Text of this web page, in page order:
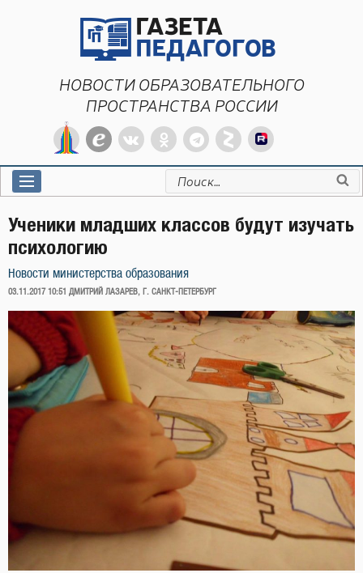
НОВОСТИ ОБРАЗОВАТЕЛЬНОГО
ПРОСТРАНСТВА РОССИИ
Искать:
Ученики младших классов будут изучать
психологию
Новости министерства образования
ОПУБЛИКОВАНО
03.11.2017 10:51 ДМИТРИЙ ЛАЗАРЕВ, Г. САНКТ-ПЕТЕРБУРГ